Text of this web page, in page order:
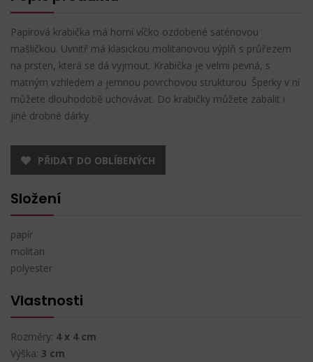
Papírová krabička má horní víčko ozdobené saténovou
mašličkou. Uvnitř má klasickou molitanovou výplň s průřezem
na prsten, která se dá vyjmout. Krabička je velmi pevná, s
matným vzhledem a jemnou povrchovou strukturou. Šperky v ní
můžete dlouhodobě uchovávat. Do krabičky můžete zabalit i
jiné drobné dárky.
PŘIDAT DO OBLÍBENÝCH
Složení
papír
molitan
polyester
Vlastnosti
Rozměry: 4 x 4 cm
Výška: 3 cm